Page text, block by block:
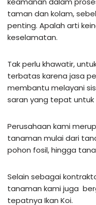
taman dan kolam,
penting. Apalah arti
keselamatan.
Tak perlu khawatir,
terbatas karena jasa
membantu melayani
saran yang tepat
Perusahaan kami
tanaman mulai dari
pohon fosil, hingga
Selain sebagai
tanaman kami juga
tepatnya Ikan Koi.